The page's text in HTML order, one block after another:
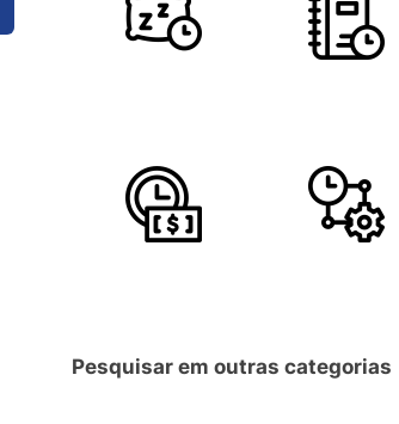
Pesquisar em outras categorias